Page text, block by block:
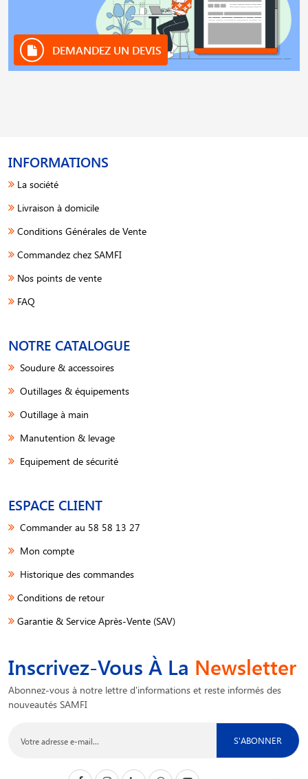
DEMANDEZ UN DEVIS
INFORMATIONS
La société
Livraison à domicile
Conditions Générales de Vente
Commandez chez SAMFI
Nos points de vente
FAQ
NOTRE CATALOGUE
Soudure & accessoires
Outillages & équipements
Outillage à main
Manutention & levage
Equipement de sécurité
ESPACE CLIENT
Commander au 58 58 13 27
Mon compte
Historique des commandes
Conditions de retour
Garantie & Service Après-Vente (SAV)
Inscrivez-Vous À La Newsletter
Abonnez-vous à notre lettre d'informations et reste informés des
nouveautés SAMFI
S'ABONNER